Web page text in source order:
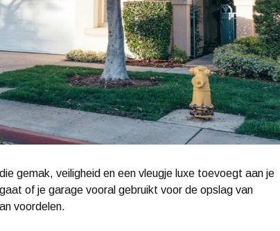
gemak, veiligheid en een vleugje luxe toevoegt aan je
of je garage vooral gebruikt voor de opslag van
voordelen.